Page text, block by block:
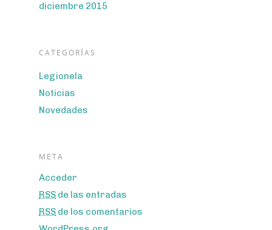
diciembre 2015
CATEGORÍAS
Legionela
Noticias
Novedades
META
Acceder
RSS de las entradas
RSS de los comentarios